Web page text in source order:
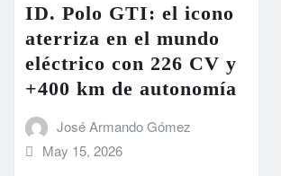
ID. Polo GTI: el icono
aterriza en el mundo
eléctrico con 226 CV y
+400 km de autonomía
José Armando Gómez
May 15, 2026